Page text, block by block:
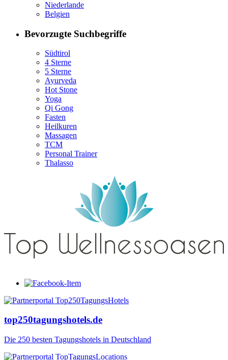
Niederlande
Belgien
Bevorzugte Suchbegriffe
Südtirol
4 Sterne
5 Sterne
Ayurveda
Hot Stone
Yoga
Qi Gong
Fasten
Heilkuren
Massagen
TCM
Personal Trainer
Thalasso
top250tagungshotels.de
Die 250 besten Tagungshotels in Deutschland